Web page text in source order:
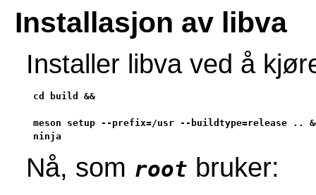
Installasjon av libva
Installer libva ved å
cd build &&
meson setup --prefix=/usr --buildtype=release ..
ninja
Nå, som root bruker: